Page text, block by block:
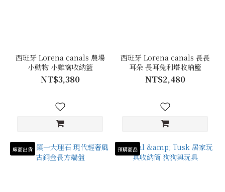
西班牙 Lorena canals 農場
小動物 小雞窩收納籃
NT$3,380
西班牙 Lorena canals 長長
耳朵 長耳兔利塔收納籃
NT$2,480
廠商出貨 預購商品